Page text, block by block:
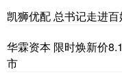
凯狮优配 总书记走进
华霖资本 限时焕新价
市